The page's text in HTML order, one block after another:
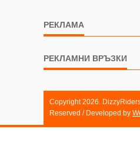
РЕКЛАМА
РЕКЛАМНИ ВРЪЗКИ
Copyright 2026.
Reserved / Developed by